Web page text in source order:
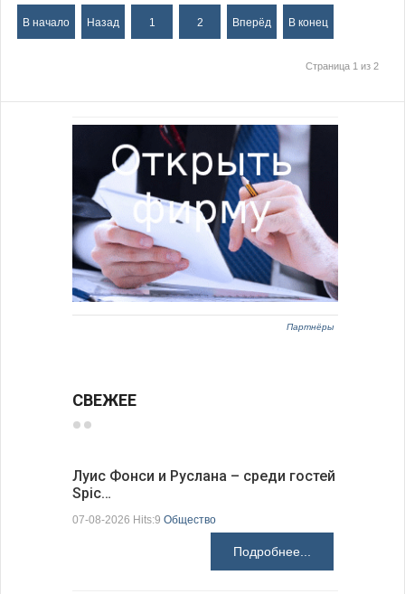
В начало Назад 1 2 Вперёд В конец
Страница 1 из 2
Партнёры
СВЕЖЕЕ
Луис Фонси и Руслана – среди гостей
Spic…
07-08-2026 Hits:9 Общество
Подробнее...